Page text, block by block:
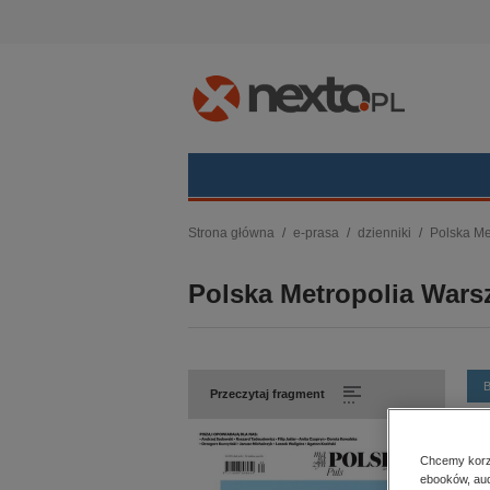
biznesowe, branżowe, gospodarka
hobby, sport, rozrywka
informatyka
kobiece, lifestyle, kultura
Strona główna e-prasa dzienniki Polska
Polska Metropolia
Przeczytaj fragment
Chcemy
ebooków,